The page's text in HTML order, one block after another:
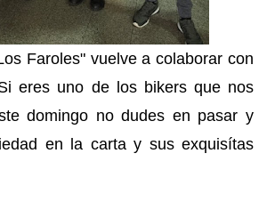
Faroles" vuelve a colaborar con
eres uno de los bikers que nos
domingo no dudes en pasar y
en la carta y sus exquisítas